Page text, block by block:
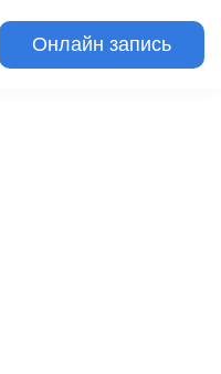
Онлайн запись